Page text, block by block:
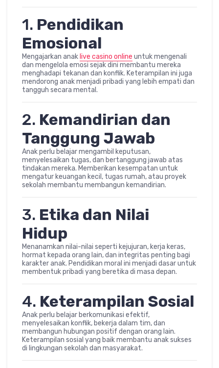
1. Pendidikan
Emosional
Mengajarkan anak live casino online untuk mengenali
dan mengelola emosi sejak dini membantu mereka
menghadapi tekanan dan konflik. Keterampilan ini juga
mendorong anak menjadi pribadi yang lebih empati dan
tangguh secara mental.
2. Kemandirian dan
Tanggung Jawab
Anak perlu belajar mengambil keputusan,
menyelesaikan tugas, dan bertanggung jawab atas
tindakan mereka. Memberikan kesempatan untuk
mengatur keuangan kecil, tugas rumah, atau proyek
sekolah membantu membangun kemandirian.
3. Etika dan Nilai
Hidup
Menanamkan nilai-nilai seperti kejujuran, kerja keras,
hormat kepada orang lain, dan integritas penting bagi
karakter anak. Pendidikan moral ini menjadi dasar untuk
membentuk pribadi yang beretika di masa depan.
4. Keterampilan Sosial
Anak perlu belajar berkomunikasi efektif,
menyelesaikan konflik, bekerja dalam tim, dan
membangun hubungan positif dengan orang lain.
Keterampilan sosial yang baik membantu anak sukses
di lingkungan sekolah dan masyarakat.